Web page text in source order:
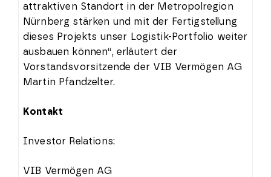
attraktiven Standort in der Metropolregion
Nürnberg stärken und mit der Fertigstellung
dieses Projekts unser Logistik-Portfolio weiter
ausbauen können“, erläutert der
Vorstandsvorsitzende der VIB Vermögen AG
Martin Pfandzelter.
Kontakt
Investor Relations:
VIB Vermögen AG